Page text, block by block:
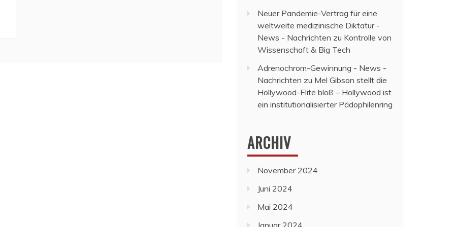
Neuer Pandemie-Vertrag für eine
weltweite medizinische Diktatur -
News - Nachrichten zu Kontrolle von
Wissenschaft & Big Tech
Adrenochrom-Gewinnung - News -
Nachrichten zu Mel Gibson stellt die
Hollywood-Elite bloß – Hollywood ist
ein institutionalisierter Pädophilenring
ARCHIV
November 2024
Juni 2024
Mai 2024
Januar 2024